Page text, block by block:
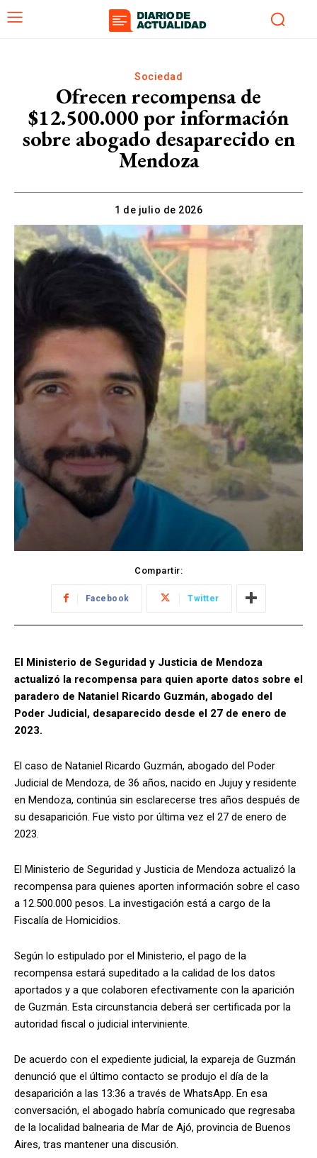
Sociedad
Ofrecen recompensa de
$12.500.000 por información
sobre abogado desaparecido en
Mendoza
1 de julio de 2026
Compartir:
Facebook Twitter
El Ministerio de Seguridad y Justicia de Mendoza
actualizó la recompensa para quien aporte datos sobre el
paradero de Nataniel Ricardo Guzmán, abogado del
Poder Judicial, desaparecido desde el 27 de enero de
2023.
El caso de Nataniel Ricardo Guzmán, abogado del Poder
Judicial de Mendoza, de 36 años, nacido en Jujuy y residente
en Mendoza, continúa sin esclarecerse tres años después de
su desaparición. Fue visto por última vez el 27 de enero de
2023.
El Ministerio de Seguridad y Justicia de Mendoza actualizó la
recompensa para quienes aporten información sobre el caso
a 12.500.000 pesos. La investigación está a cargo de la
Fiscalía de Homicidios.
Según lo estipulado por el Ministerio, el pago de la
recompensa estará supeditado a la calidad de los datos
aportados y a que colaboren efectivamente con la aparición
de Guzmán. Esta circunstancia deberá ser certificada por la
autoridad fiscal o judicial interviniente.
De acuerdo con el expediente judicial, la expareja de Guzmán
denunció que el último contacto se produjo el día de la
desaparición a las 13:36 a través de WhatsApp. En esa
conversación, el abogado habría comunicado que regresaba
de la localidad balnearia de Mar de Ajó, provincia de Buenos
Aires, tras mantener una discusión.